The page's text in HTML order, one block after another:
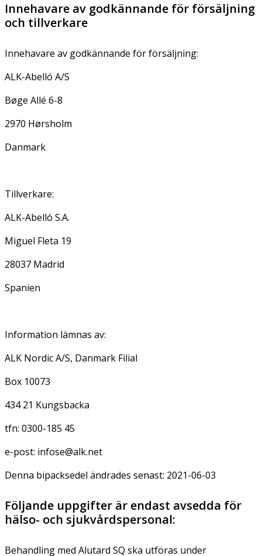
Innehavare av godkännande för försäljning
och tillverkare
Innehavare av godkännande för försäljning:
ALK-Abelló A/S
Bøge Allé 6-8
2970 Hørsholm
Danmark
Tillverkare:
ALK-Abelló S.A.
Miguel Fleta 19
28037 Madrid
Spanien
Information lämnas av:
ALK Nordic A/S, Danmark Filial
Box 10073
434 21 Kungsbacka
tfn: 0300-185 45
e-post: infose@alk.net
Denna bipacksedel ändrades senast: 2021-06-03
Följande uppgifter är endast avsedda för
hälso- och sjukvårdspersonal:
Behandling med Alutard SQ ska utföras under